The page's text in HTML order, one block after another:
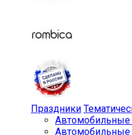
Праздники
Автомобильные
Автомобильные